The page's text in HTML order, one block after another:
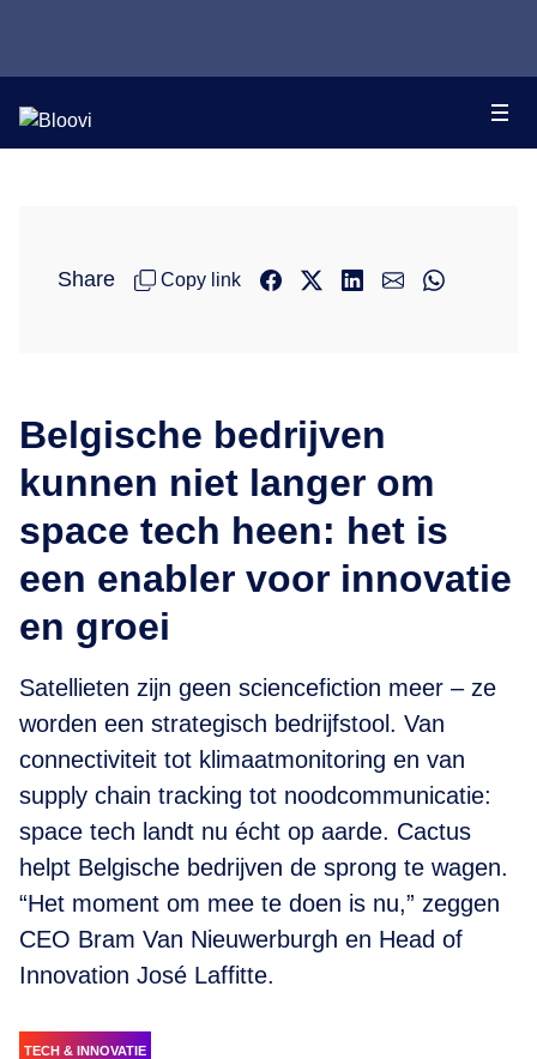
Share Copy link
Belgische bedrijven
kunnen niet langer om
space tech heen: het is
een enabler voor innovatie
en groei
Satellieten zijn geen sciencefiction meer – ze
worden een strategisch bedrijfstool. Van
connectiviteit tot klimaatmonitoring en van
supply chain tracking tot noodcommunicatie:
space tech landt nu écht op aarde. Cactus
helpt Belgische bedrijven de sprong te wagen.
“Het moment om mee te doen is nu,” zeggen
CEO Bram Van Nieuwerburgh en Head of
Innovation José Laffitte.
TECH & INNOVATIE